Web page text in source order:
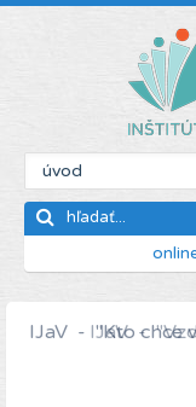
IJaV - "Kto chce